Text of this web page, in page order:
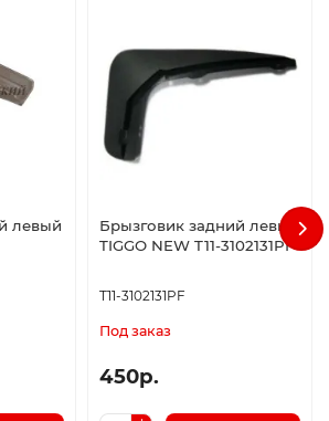
левый
Брызговик задний левый
TIGGO NEW T11-3102131PF
T11-3102131PF
Под заказ
450р.